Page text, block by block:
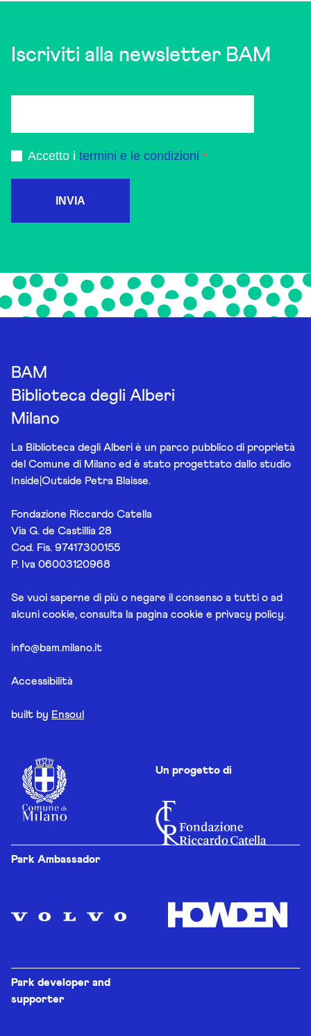
Iscriviti alla newsletter BAM
Accetto i termini e le condizioni
INVIA
BAM
Biblioteca degli Alberi
Milano
La Biblioteca degli Alberi è un parco pubblico di proprietà
del Comune di Milano ed è stato progettato dallo studio
Inside|Outside Petra Blaisse.
Fondazione Riccardo Catella
Via G. de Castillia 28
Cod. Fis. 97417300155
P. Iva 06003120968
Se vuoi saperne di più o negare il consenso a tutti o ad
alcuni cookie, consulta la pagina cookie e privacy policy.
info@bam.milano.it
Accessibilità
built by Ensoul
Un progetto di
Park Ambassador
Park developer and
supporter